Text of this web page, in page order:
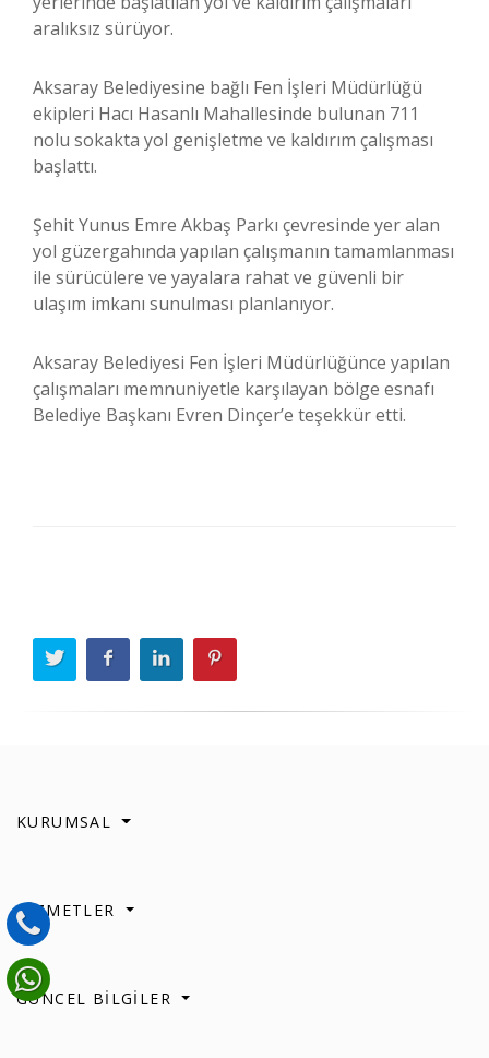
aralıksız sürüyor.
Aksaray Belediyesine bağlı Fen İşleri Müdürlüğü
ekipleri Hacı Hasanlı Mahallesinde bulunan 711
nolu sokakta yol genişletme ve kaldırım çalışması
başlattı.
Şehit Yunus Emre Akbaş Parkı çevresinde yer alan
yol güzergahında yapılan çalışmanın tamamlanması
ile sürücülere ve yayalara rahat ve güvenli bir
ulaşım imkanı sunulması planlanıyor.
Aksaray Belediyesi Fen İşleri Müdürlüğünce yapılan
çalışmaları memnuniyetle karşılayan bölge esnafı
Belediye Başkanı Evren Dinçer’e teşekkür etti.
KURUMSAL
HİZMETLER
GÜNCEL BİLGİLER